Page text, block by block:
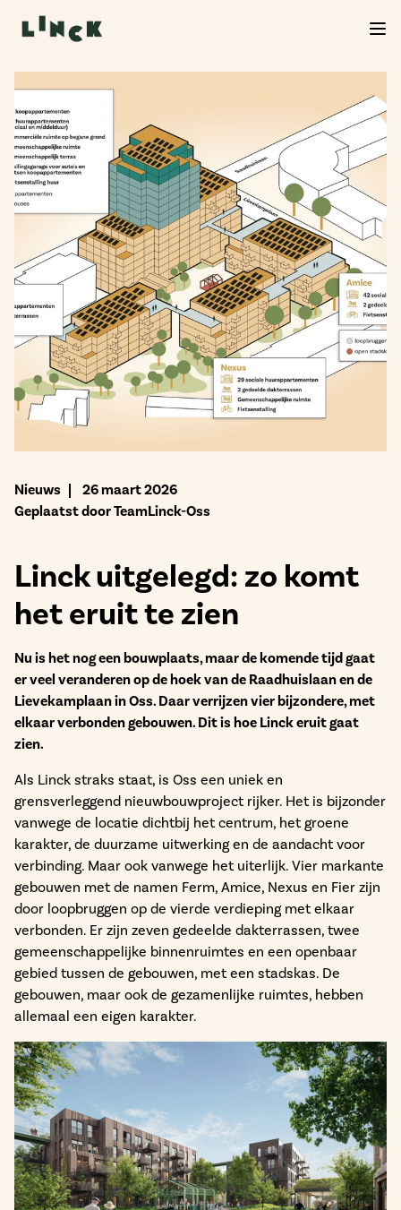
Nieuws
26 maart 2026
Geplaatst door TeamLinck-Oss
Linck uitgelegd: zo komt
het eruit te zien
Nu is het nog een bouwplaats, maar de komende tijd gaat
er veel veranderen op de hoek van de Raadhuislaan en de
Lievekamplaan in Oss. Daar verrijzen vier bijzondere, met
elkaar verbonden gebouwen. Dit is hoe Linck eruit gaat
zien.
Als Linck straks staat, is Oss een uniek en
grensverleggend nieuwbouwproject rijker. Het is bijzonder
vanwege de locatie dichtbij het centrum, het groene
karakter, de duurzame uitwerking en de aandacht voor
verbinding. Maar ook vanwege het uiterlijk. Vier markante
gebouwen met de namen Ferm, Amice, Nexus en Fier zijn
door loopbruggen op de vierde verdieping met elkaar
verbonden. Er zijn zeven gedeelde dakterrassen, twee
gemeenschappelijke binnenruimtes en een openbaar
gebied tussen de gebouwen, met een stadskas. De
gebouwen, maar ook de gezamenlijke ruimtes, hebben
allemaal een eigen karakter.
Verkoop Linck van start!
De verkoop van Linck is officieel begonnen. Neem
een kijkje in het woningaanbod, kies jouw favoriet
en start je inschrijving. We helpen je graag verder
bij de volgende stap.
Bekijk het aanbod